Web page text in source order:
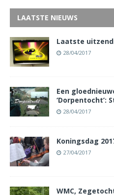
LAATSTE NIEUWS
Laatste
28/04/2017
Een
‘Dorpentocht’:
28/04/2017
Koningsdag
27/04/2017
WMC,